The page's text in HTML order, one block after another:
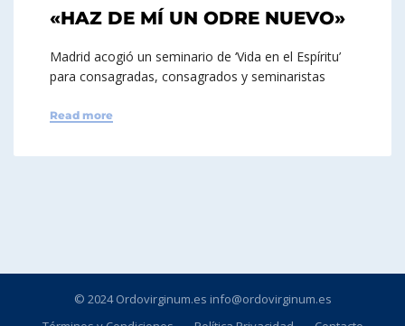
«HAZ DE MÍ UN ODRE NUEVO»
Madrid acogió un seminario de ‘Vida en el Espíritu’
para consagradas, consagrados y seminaristas
Read more
© 2024 Ordovirginum.es info@ordovirginum.es